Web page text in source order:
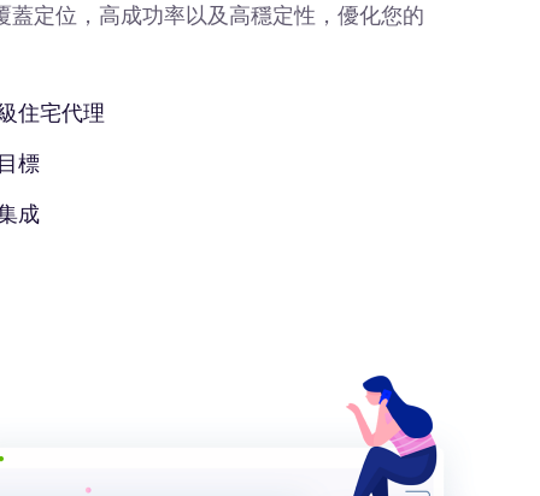
蓋定位，高成功率以及高穩定性，優化您的
住宅代理
標
成